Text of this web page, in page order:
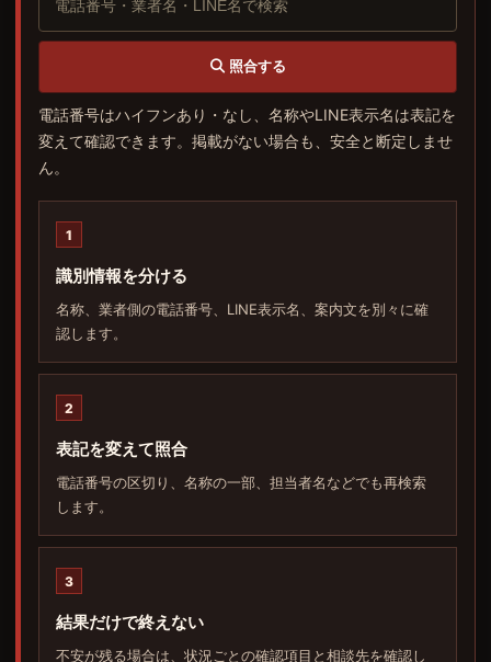
照合する
電話番号はハイフンあり・なし、名称やLINE表示名は表記を
変えて確認できます。掲載がない場合も、安全と断定しませ
ん。
1
識別情報を分ける
名称、業者側の電話番号、LINE表示名、案内文を別々に確
認します。
2
表記を変えて照合
電話番号の区切り、名称の一部、担当者名などでも再検索
します。
3
結果だけで終えない
不安が残る場合は、状況ごとの確認項目と相談先を確認し